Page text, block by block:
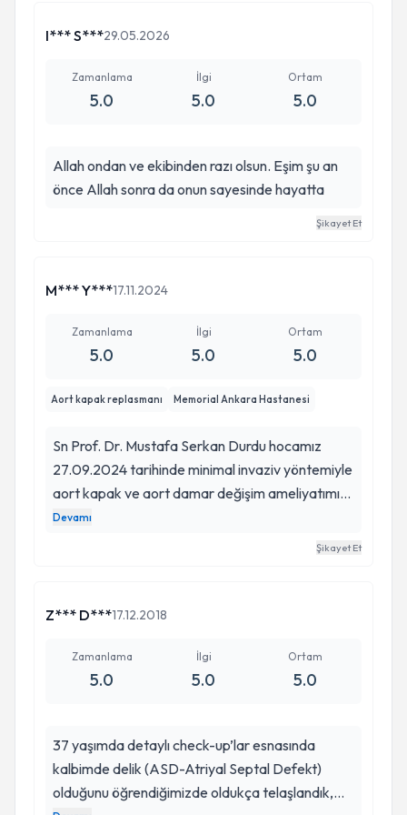
I*** S***29.05.2026
Zamanlama
5.0
İlgi
5.0
Ortam
5.0
Allah ondan ve ekibinden razı olsun. Eşim şu an
önce Allah sonra da onun sayesinde hayatta
Şikayet Et
M*** Y***17.11.2024
Zamanlama
5.0
İlgi
5.0
Ortam
5.0
Aort kapak replasmanı Memorial Ankara Hastanesi
Sn Prof. Dr. Mustafa Serkan Durdu hocamız
27.09.2024 tarihinde minimal invaziv yöntemiyle
aort kapak ve aort damar değişim ameliyatımı
gerçekleştirdi. Birkaç gün önce öğrendiğim
öneriler ve hocamın verdiği güvenle hastaneye
sayesinde de çok rahat ve başarılı bir ameliyat
süreci geçirdim. Bu işin Türkiyedeki öncülerinden
dolayı sonsuz teşekkürlerimi sunuyorum.
Kendileriyle karşılaşmam benim için büyük bir
şans olarak görüyorum. İyi ki varsınız hocam......
Devamı
Şikayet Et
Z*** D***17.12.2018
Zamanlama
5.0
İlgi
5.0
Ortam
5.0
37 yaşımda detaylı check-up’lar esnasında
kalbimde delik (ASD-Atriyal Septal Defekt)
olduğunu öğrendiğimizde oldukça telaşlandık,